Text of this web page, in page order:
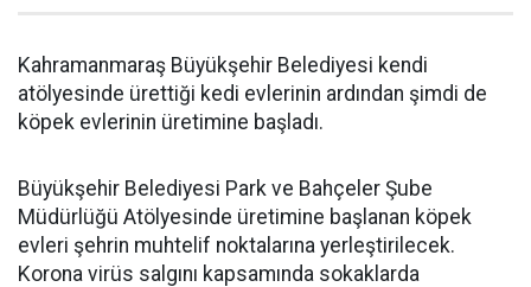
Kahramanmaraş Büyükşehir Belediyesi kendi
atölyesinde ürettiği kedi evlerinin ardından şimdi de
köpek evlerinin üretimine başladı.
Büyükşehir Belediyesi Park ve Bahçeler Şube
Müdürlüğü Atölyesinde üretimine başlanan köpek
evleri şehrin muhtelif noktalarına yerleştirilecek.
Korona virüs salgını kapsamında sokaklarda